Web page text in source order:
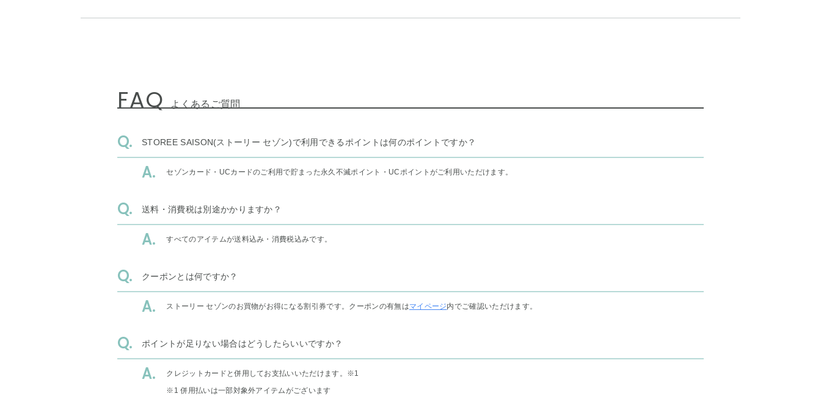
FAQ よくあるご質問
STOREE SAISON(ストーリー セゾン)で利用できるポイントは何のポイントですか？
セゾンカード・UCカードのご利用で貯まった永久不滅ポイント・UCポイントがご利用いただけます。
送料・消費税は別途かかりますか？
すべてのアイテムが送料込み・消費税込みです。
クーポンとは何ですか？
ストーリー セゾンのお買物がお得になる割引券です。クーポンの有無はマイページ内でご確認いただけます。
ポイントが足りない場合はどうしたらいいですか？
クレジットカードと併用してお支払いいただけます。 ※1
※1 併用払いは一部対象外アイテムがございます